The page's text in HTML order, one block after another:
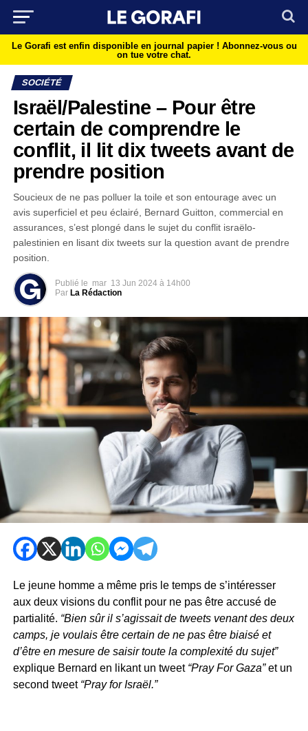
Le Gorafi est enfin disponible en journal papier ! Abonnez-vous ou
on tue votre chat.
SOCIÉTÉ
Israël/Palestine – Pour être
certain de comprendre le
conflit, il lit dix tweets avant de
prendre position
Soucieux de ne pas polluer la toile et son entourage avec un
avis superficiel et peu éclairé, Bernard Guitton, commercial en
assurances, s’est plongé dans le sujet du conflit israëlo-
palestinien en lisant dix tweets sur la question avant de prendre
position.
Publié le mar 13 Jun 2024 à 14h00
Par La Rédaction
Le jeune homme a même pris le temps de s’intéresser
aux deux visions du conflit pour ne pas être accusé de
partialité. “Bien sûr il s’agissait de tweets venant des deux
camps, je voulais être certain de ne pas être biaisé et
d’être en mesure de saisir toute la complexité du sujet”
explique Bernard en likant un tweet“Pray For Gaza”et un
second tweet “Pray for Israël.”